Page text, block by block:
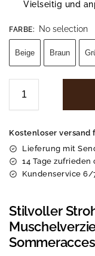
Vielseitig und
FARBE: No selection
Beige Braun
Kostenloser
Lieferung mit
14 Tage
Kundenservice 6/
Stilvoller